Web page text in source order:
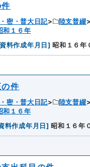
密・普大日記 陸支普綴
１６年
資料作成年月日] 昭和１６年
件
密・普大日記 陸支普綴
１６年
料作成年月日] 昭和１６年